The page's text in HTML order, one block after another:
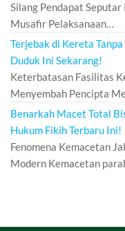
Silang Pendapat
Musafir Pelaksanaan…
Terjebak di Kereta
Duduk Ini Sekarang!
Keterbatasan Fasilitas
Menyembah Pencipta
Benarkah Macet Total
Hukum Fikih Terbaru Ini!
Fenomena Kemacetan
Modern Kemacetan